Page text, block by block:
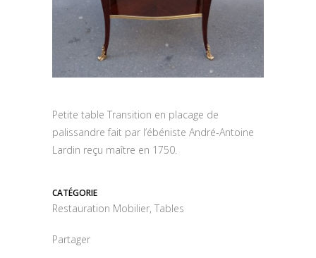
Petite table Transition en placage de
palissandre fait par l’ébéniste André-Antoine
Lardin reçu maître en 1750.
CATÉGORIE
Restauration Mobilier, Tables
Partager